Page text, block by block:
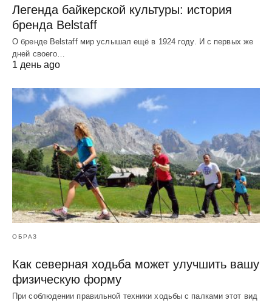
Легенда байкерской культуры: история
бренда Belstaff
О бренде Belstaff мир услышал ещё в 1924 году. И с первых же
дней своего…
1 день ago
ОБРАЗ
Как северная ходьба может улучшить вашу
физическую форму
При соблюдении правильной техники ходьбы с палками этот вид